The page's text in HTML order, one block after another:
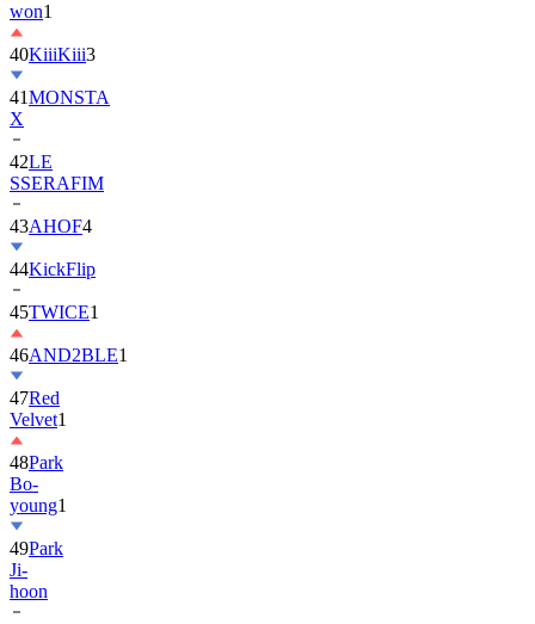
40KiiiKiii
41MONSTA
X
42
SSERAFIM
43AHOF4
44KickFlip
45TWICE1
46AND2BLE
47Red
Velvet
48Park
Bo-
young1
49Park
Ji-
hoon
50ALLDAY
PROJECT